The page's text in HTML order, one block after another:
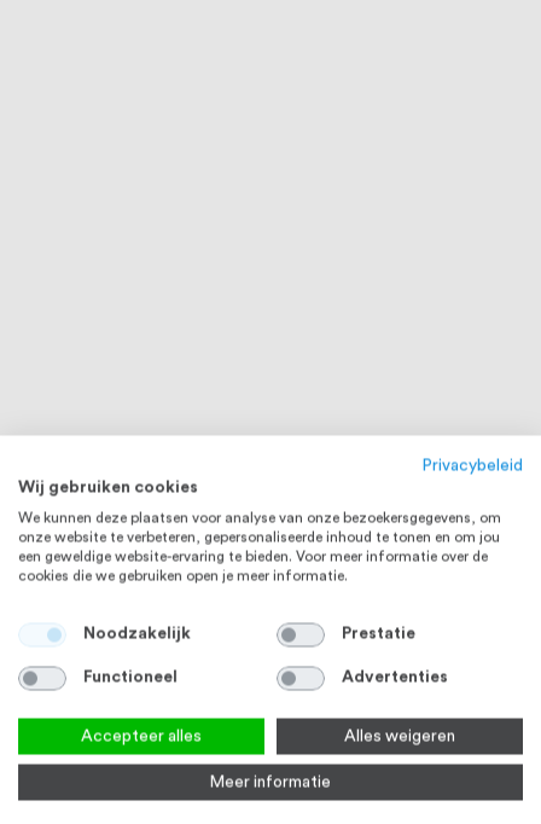
Privacybeleid
Wij gebruiken cookies
We kunnen deze plaatsen voor analyse van onze bezoekersgegevens, om
onze website te verbeteren, gepersonaliseerde inhoud te tonen en om jou
een geweldige website-ervaring te bieden. Voor meer informatie over de
cookies die we gebruiken open je meer informatie.
Noodzakelijk Prestatie
Functioneel Advertenties
Accepteer alles Alles weigeren
Meer informatie